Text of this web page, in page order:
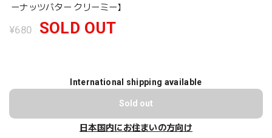
ーナッツバター クリーミー】
¥680 SOLD OUT
International shipping available
Sold out
日本国内にお住まいの方向け